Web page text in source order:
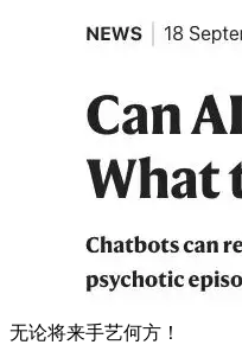
无论将来手艺何方！